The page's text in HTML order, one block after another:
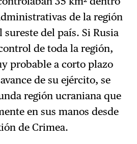
de la región
sureste del país. Si Rusia
de toda la región,
probable a corto plazo
de su ejército, se
región ucraniana que
en sus manos desde
de Crimea.